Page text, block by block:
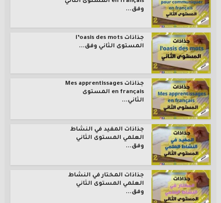
وفق...
جذاذات l’oasis des mots
المستوى الثاني وفق...
جذاذات Mes apprentissages
en français المستوى
الثاني...
جذاذات المفيد في النشاط
العلمي المستوى الثاني
وفق...
جذاذات المختار في النشاط
العلمي المستوى الثاني
وفق...